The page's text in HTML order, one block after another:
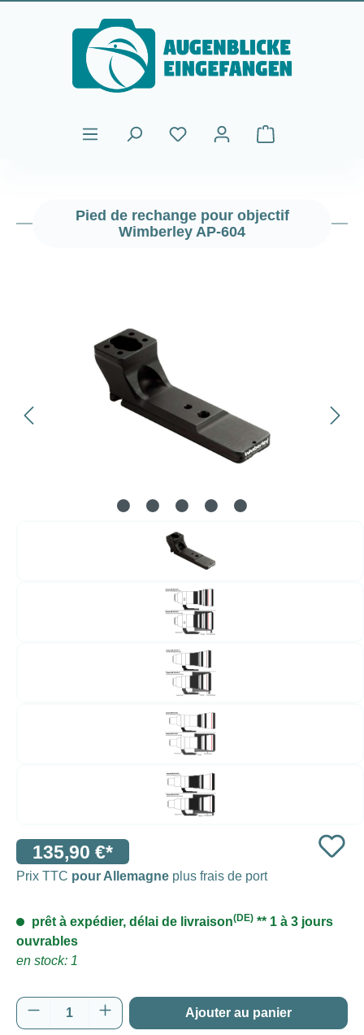
Passer au contenu principal
Le panier
Pied de rechange pour objectif
Wimberley AP-604
135,90 €*
Prix TTC pour Allemagne plus frais de port
prêt à expédier, délai de livraison(DE) ** 1 à 3 jours
ouvrables
en stock: 1
Quantité de produit : Entrez la quantité
Ajouter au panier